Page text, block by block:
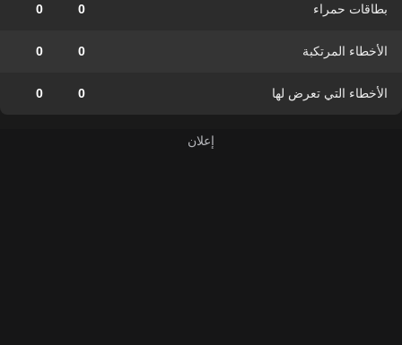
بطاقات حمراء 0
0
الأخطاء المرتكبة 0
0
الأخطاء التي تعرض لها 0
0